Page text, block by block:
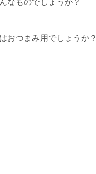
なものでしょうか？
おつまみ用でしょうか？